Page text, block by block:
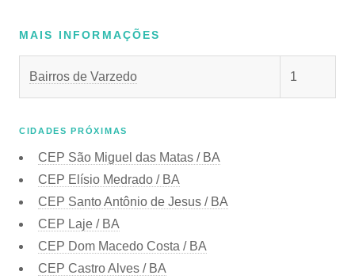
MAIS INFORMAÇÕES
Bairros de Varzedo 1
CIDADES PRÓXIMAS
CEP São Miguel das Matas / BA
CEP Elísio Medrado / BA
CEP Santo Antônio de Jesus / BA
CEP Laje / BA
CEP Dom Macedo Costa / BA
CEP Castro Alves / BA